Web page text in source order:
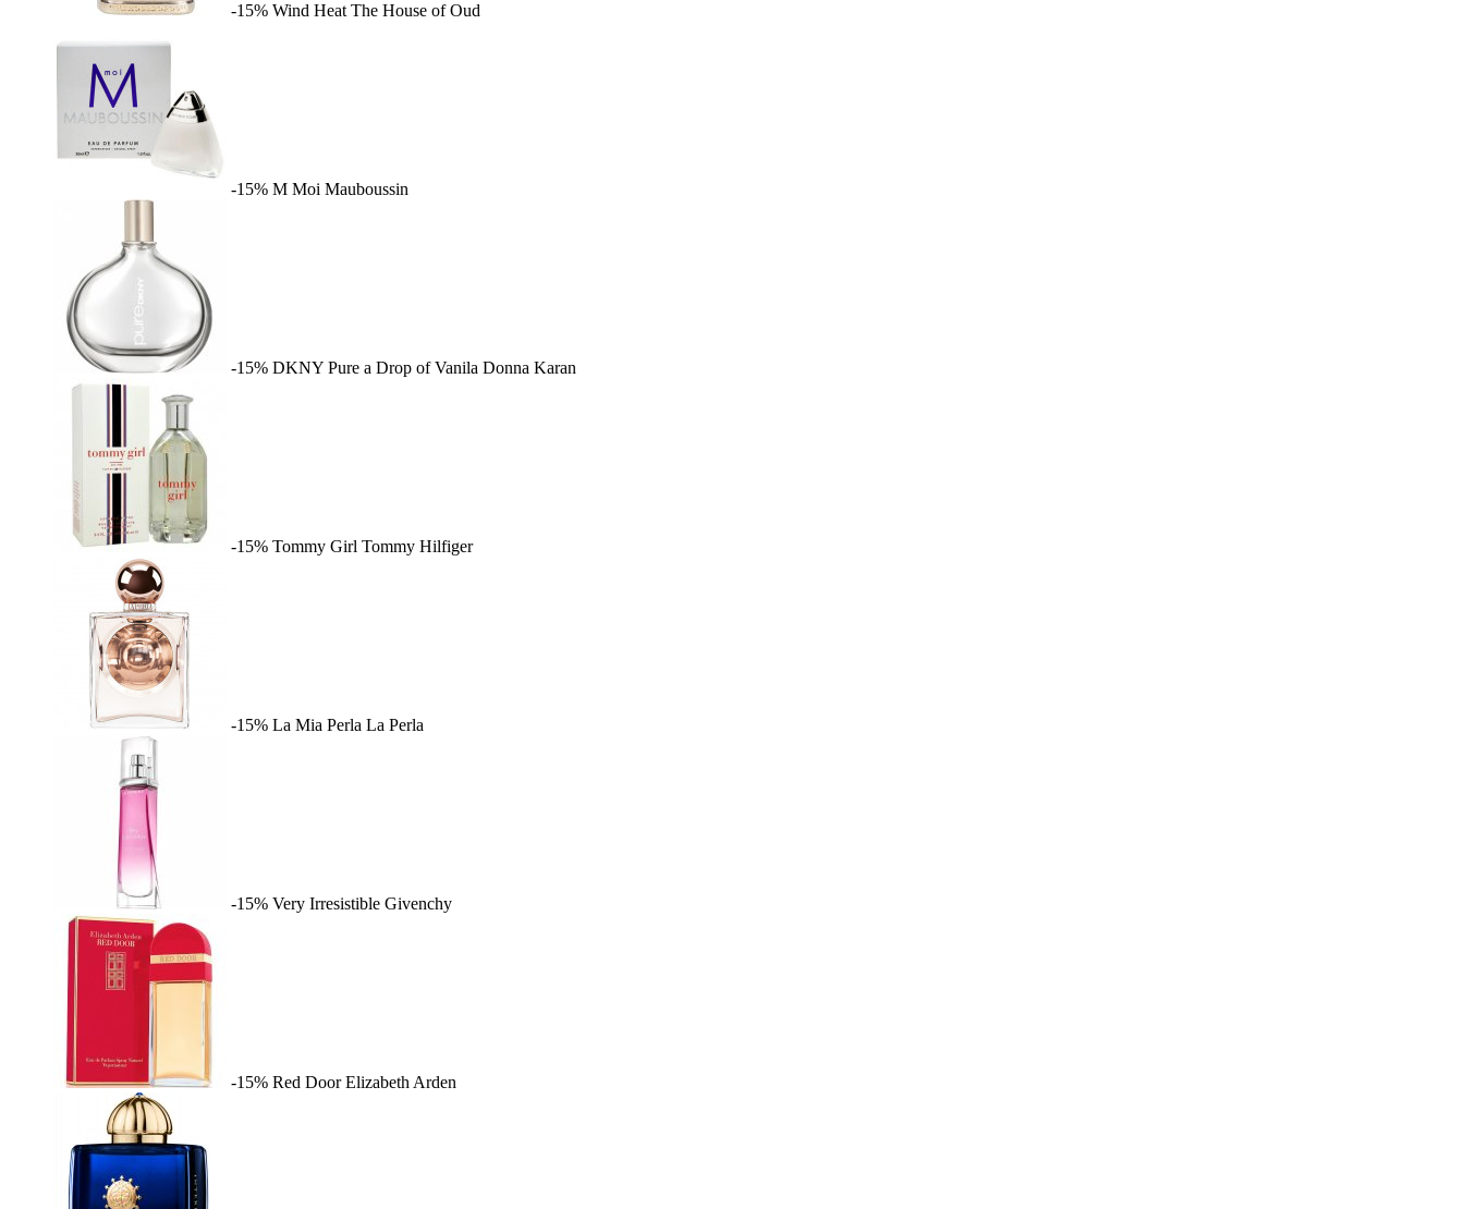
-15% Wind Heat The House of Oud
-15% M Moi Mauboussin
-15% DKNY Pure a Drop of Vanila Donna Karan
-15% Tommy Girl Tommy Hilfiger
-15% La Mia Perla La Perla
-15% Very Irresistible Givenchy
-15% Red Door Elizabeth Arden